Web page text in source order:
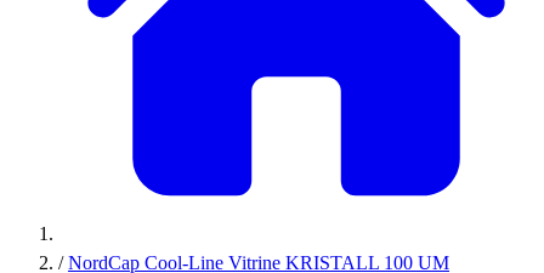
/ NordCap Cool-Line Vitrine KRISTALL 100 UM